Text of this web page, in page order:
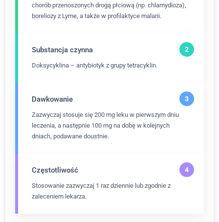
chorób przenoszonych drogą płciową (np. chlamydioza),
boreliozy z Lyme, a także w profilaktyce malarii.
Substancja czynna
Doksycyklina – antybiotyk z grupy tetracyklin.
Dawkowanie
Zazwyczaj stosuje się 200 mg leku w pierwszym dniu
leczenia, a następnie 100 mg na dobę w kolejnych
dniach, podawane doustnie.
Częstotliwość
Stosowanie zazwyczaj 1 raz dziennie lub zgodnie z
zaleceniem lekarza.